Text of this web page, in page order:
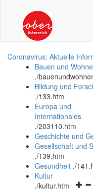
Coronavirus: Aktuelle
Bauen und
./
Bildung und
./133.htm
Europa und
Internationales
./203110.htm
Geschichte und
Gesellschaft und
./139.htm
Gesundheit ./
Kultur
./kultur.htm